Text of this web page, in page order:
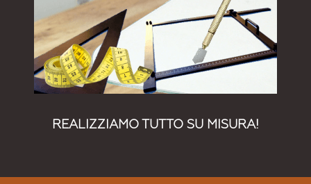
REALIZZIAMO TUTTO SU MISURA!